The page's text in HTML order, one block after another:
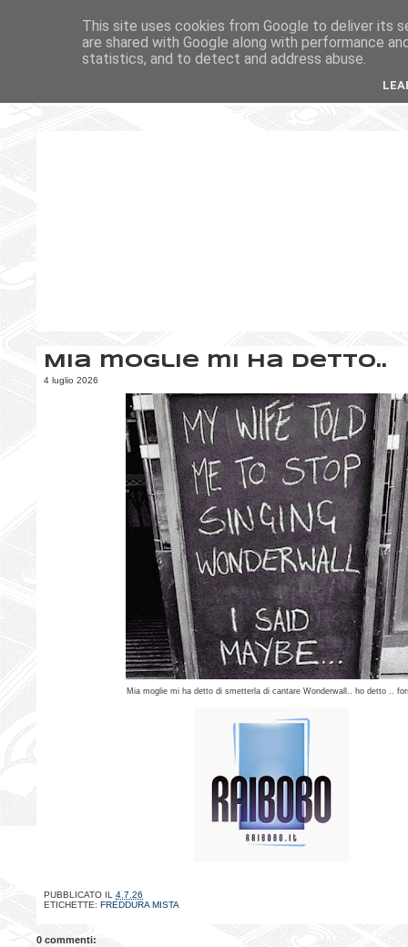
Mia moglie mi ha detto..
4 luglio 2026
Mia moglie mi ha detto di smetterla di cantare Wonderwall.. ho detto ..
PUBBLICATO IL 4.7.26
ETICHETTE: FREDDURA MISTA
0 commenti:
This site uses cookies from Google to deliver its
are shared with Google along with performance
statistics, and to detect and address abuse.